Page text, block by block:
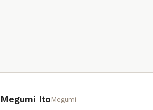
Megumi ItoMegumi